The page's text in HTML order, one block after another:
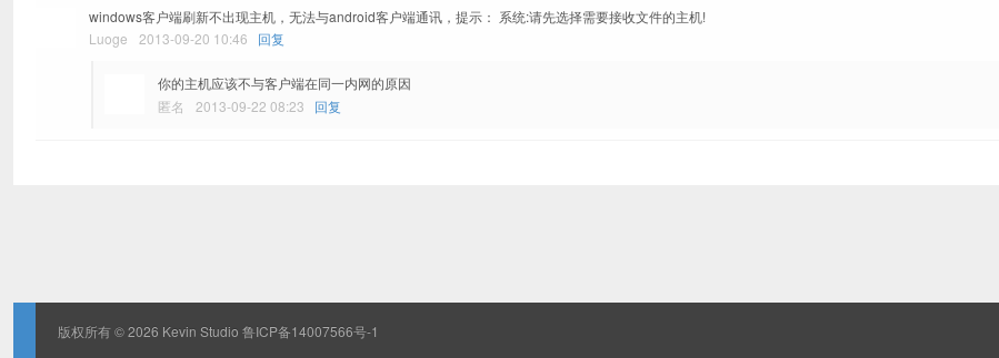
windows客户端刷新不出现主机，无法与android客户端通讯，提示： 系统:请先选择需要接收文件的主机!
Luoge
2013-09-20 10:46 回复
你的主机应该不与客户端在同一内网的原因
匿名
2013-09-22 08:23 回复
版权所有 © 2026 Kevin Studio 鲁ICP备14007566号-1